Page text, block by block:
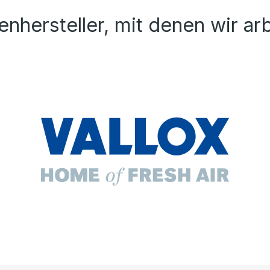
mit denen wir